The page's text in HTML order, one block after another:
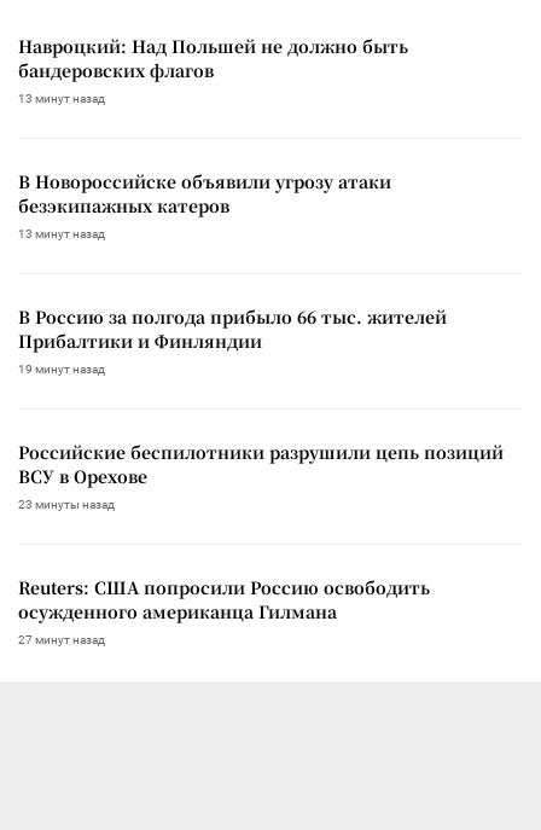
Навроцкий: Над Польшей не должно быть
бандеровских флагов
13 минут назад
В Новороссийске объявили угрозу атаки
безэкипажных катеров
13 минут назад
В Россию за полгода прибыло 66 тыс. жителей
Прибалтики и Финляндии
19 минут назад
Российские беспилотники разрушили цепь позиций
ВСУ в Орехове
23 минуты назад
Reuters: США попросили Россию освободить
осужденного американца Гилмана
27 минут назад